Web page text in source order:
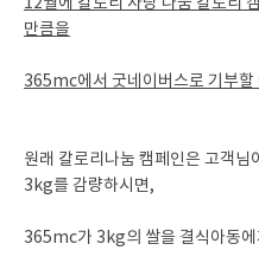
만큼을
365mc에서 굿네이버스로 기부할
원래 칼로리나눔 캠페인은 고객님
3kg를 감량하시면,
365mc가 3kg의 쌀을 결식아동에